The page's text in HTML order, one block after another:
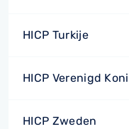
HICP Turkije
HICP Verenigd
HICP Zweden